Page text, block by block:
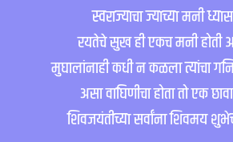
स्वराज्याचा ज्याच्या मनी
रयतेचे सुख ही एकच मनी होती
मुघालांनाही कधी न कळला त्यांचा
असा वाघिणीचा होता तो एक
शिवजयंतीच्या सर्वांना शिवमय